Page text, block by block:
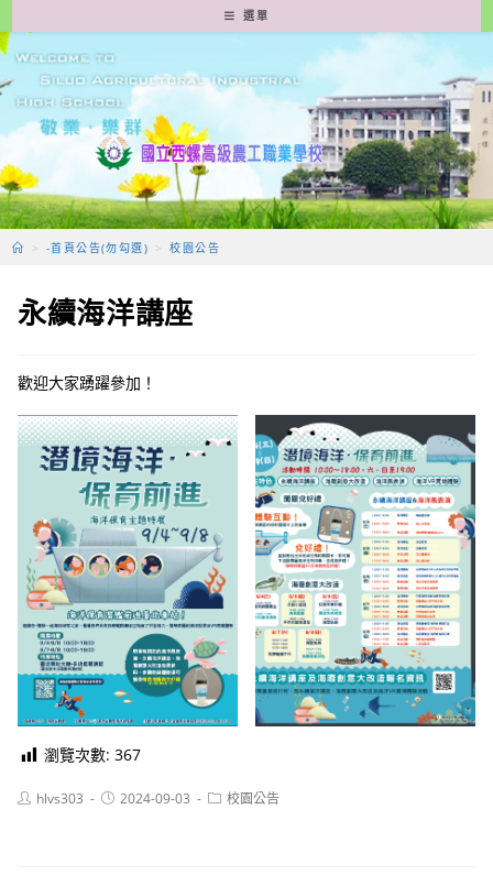
轉
至
要
容
選單
> -首頁公告(勿勾選) > 校園公告
永續海洋講座
歡迎大家踴躍參加！
瀏覽次數: 367
Posthlvs303
Post2024-09-03
Post校園公告